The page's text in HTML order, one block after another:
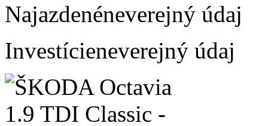
Najazdenéneverejný údaj
Investícieneverejný údaj